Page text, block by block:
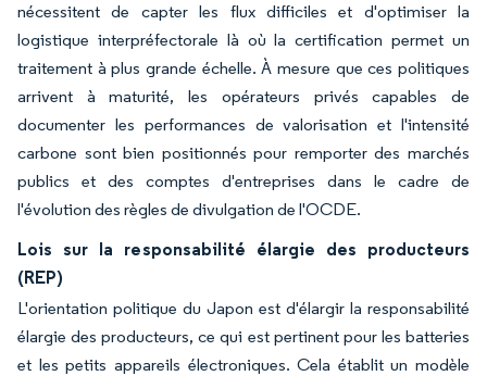
nécessitent de capter les flux difficiles et d'optimiser la
logistique interpréfectorale là où la certification permet un
traitement à plus grande échelle. À mesure que ces politiques
arrivent à maturité, les opérateurs privés capables de
documenter les performances de valorisation et l'intensité
carbone sont bien positionnés pour remporter des marchés
publics et des comptes d'entreprises dans le cadre de
l'évolution des règles de divulgation de l'OCDE.
Lois sur la responsabilité élargie des producteurs
(REP)
L'orientation politique du Japon est d'élargir la responsabilité
élargie des producteurs, ce qui est pertinent pour les batteries
et les petits appareils électroniques. Cela établit un modèle